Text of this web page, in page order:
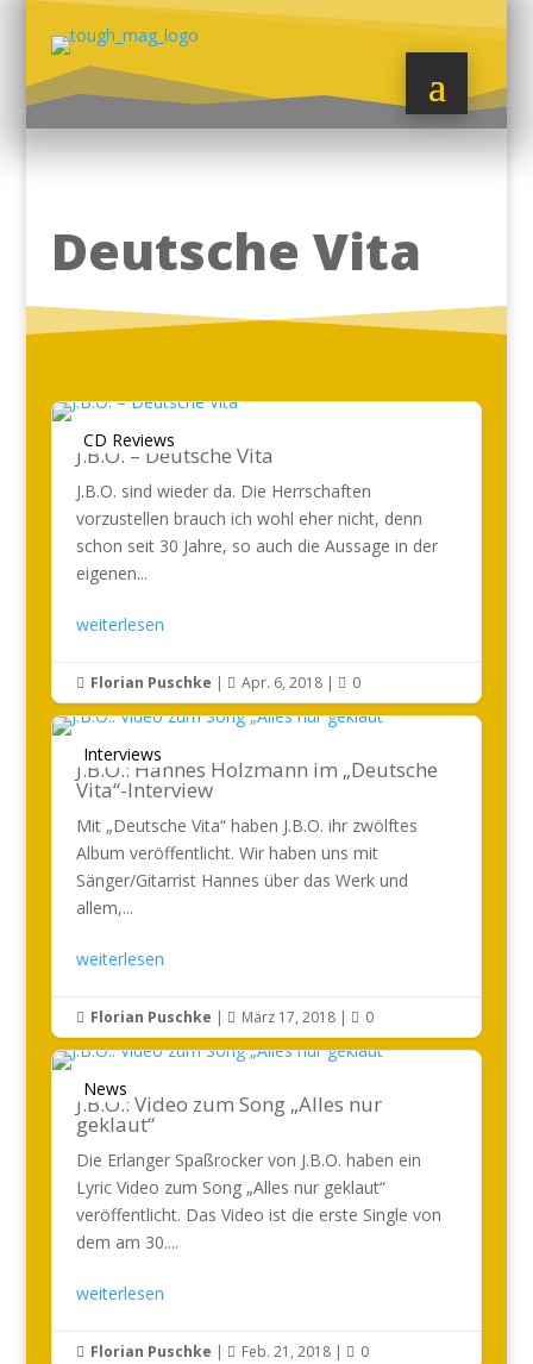
Deutsche Vita
CD Reviews
J.B.O. – Deutsche Vita
J.B.O. sind wieder da. Die Herrschaften
vorzustellen brauch ich wohl eher nicht, denn
schon seit 30 Jahre, so auch die Aussage in der
eigenen...
weiterlesen
 Florian Puschke |  Apr. 6, 2018|  0
Interviews
J.B.O.: Hannes Holzmann im „Deutsche
Vita“-Interview
Mit „Deutsche Vita“ haben J.B.O. ihr zwölftes
Album veröffentlicht. Wir haben uns mit
Sänger/Gitarrist Hannes über das Werk und
allem,...
weiterlesen
 Florian Puschke |  März 17, 2018|  0
News
J.B.O.: Video zum Song „Alles nur
geklaut“
Die Erlanger Spaßrocker von J.B.O. haben ein
Lyric Video zum Song „Alles nur geklaut“
veröffentlicht. Das Video ist die erste Single von
dem am 30....
weiterlesen
 Florian Puschke |  Feb. 21, 2018|  0